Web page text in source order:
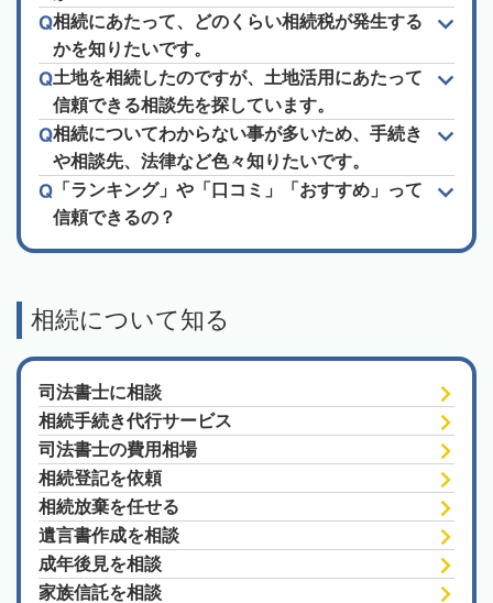
相続にあたって、どのくらい相続税が発生する
かを知りたいです。
土地を相続したのですが、土地活用にあたって
信頼できる相談先を探しています。
相続についてわからない事が多いため、手続き
や相談先、法律など色々知りたいです。
「ランキング」や「口コミ」「おすすめ」って
信頼できるの？
相続について知る
司法書士に相談
相続手続き代行サービス
司法書士の費用相場
相続登記を依頼
相続放棄を任せる
遺言書作成を相談
成年後見を相談
家族信託を相談